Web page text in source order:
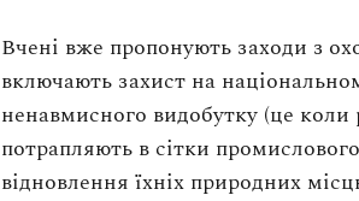
Вчені вже пропонують заходи з
включають захист на
ненавмисного видобутку (це коли
потрапляють в сітки
відновлення їхніх природних